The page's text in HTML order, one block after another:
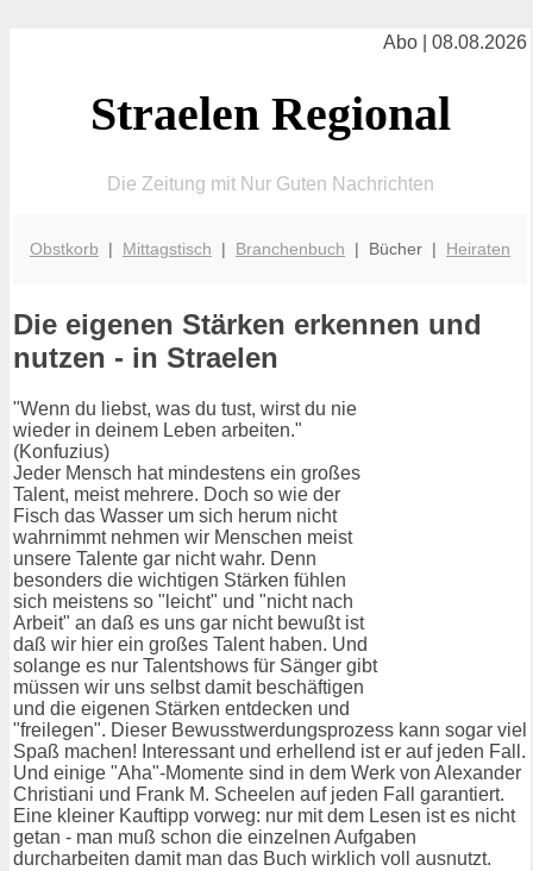
Abo | 08.08.2026
Straelen Regional
Die Zeitung mit Nur Guten Nachrichten
Obstkorb | Mittagstisch | Branchenbuch | Bücher | Heiraten
Die eigenen Stärken erkennen und
nutzen - in Straelen
"Wenn du liebst, was du tust, wirst du nie
wieder in deinem Leben arbeiten."
(Konfuzius)
Jeder Mensch hat mindestens ein großes
Talent, meist mehrere. Doch so wie der
Fisch das Wasser um sich herum nicht
wahrnimmt nehmen wir Menschen meist
unsere Talente gar nicht wahr. Denn
besonders die wichtigen Stärken fühlen
sich meistens so "leicht" und "nicht nach
Arbeit" an daß es uns gar nicht bewußt ist
daß wir hier ein großes Talent haben. Und
solange es nur Talentshows für Sänger gibt
müssen wir uns selbst damit beschäftigen
und die eigenen Stärken entdecken und
"freilegen". Dieser Bewusstwerdungsprozess kann sogar viel
Spaß machen! Interessant und erhellend ist er auf jeden Fall.
Und einige "Aha"-Momente sind in dem Werk von Alexander
Christiani und Frank M. Scheelen auf jeden Fall garantiert.
Eine kleiner Kauftipp vorweg: nur mit dem Lesen ist es nicht
getan - man muß schon die einzelnen Aufgaben
durcharbeiten damit man das Buch wirklich voll ausnutzt.